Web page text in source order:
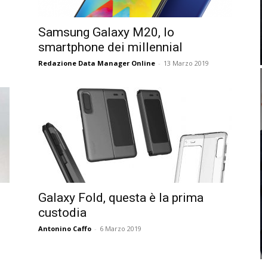
Samsung Galaxy M20, lo
smartphone dei millennial
Redazione Data Manager Online - 13 Marzo 2019
Galaxy Fold, questa è la prima
custodia
Antonino Caffo - 6 Marzo 2019